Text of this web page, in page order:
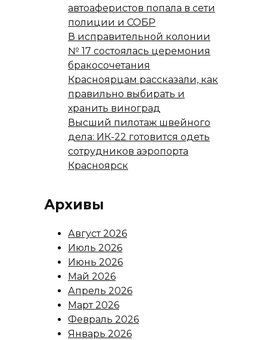
автоаферистов попала в сети
полиции и СОБР
В исправительной колонии
№ 17 состоялась церемония
бракосочетания
Красноярцам рассказали, как
правильно выбирать и
хранить виноград
Высший пилотаж швейного
дела: ИК-22 готовится одеть
сотрудников аэропорта
Красноярск
Архивы
Август 2026
Июль 2026
Июнь 2026
Май 2026
Апрель 2026
Март 2026
Февраль 2026
Январь 2026